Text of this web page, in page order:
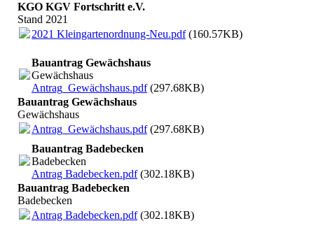
KGO KGV Fortschritt e.V.
Stand 2021
2021 Kleingartenordnung-Neu.pdf(160.57KB)
Bauantrag Gewächshaus
Gewächshaus
Antrag_Gewächshaus.pdf(297.68KB)
Bauantrag Gewächshaus
Gewächshaus
Antrag_Gewächshaus.pdf(297.68KB)
Bauantrag Badebecken
Badebecken
Antrag Badebecken.pdf(302.18KB)
Bauantrag Badebecken
Badebecken
Antrag Badebecken.pdf(302.18KB)